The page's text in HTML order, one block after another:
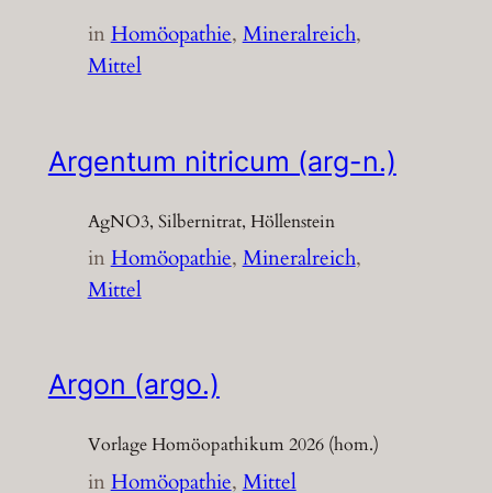
inHomöopathie, Mineralreich
Mittel
Argentum nitricum (arg-n.)
AgNO3, Silbernitrat, Höllenstein
inHomöopathie, Mineralreich
Mittel
Argon (argo.)
Vorlage Homöopathikum 2026 (hom.)
inHomöopathie, Mittel